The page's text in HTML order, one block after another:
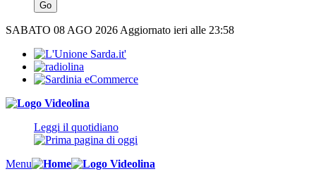
SABATO 08 AGO 2026 Aggiornato ieri alle 23:58
Leggi il quotidiano
Menu